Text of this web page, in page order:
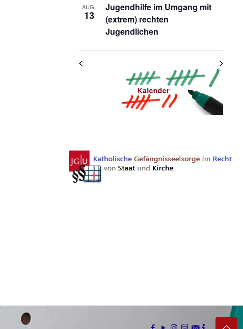
AUG.
13
Jugendhilfe im Umgang mit
(extrem) rechten
Jugendlichen